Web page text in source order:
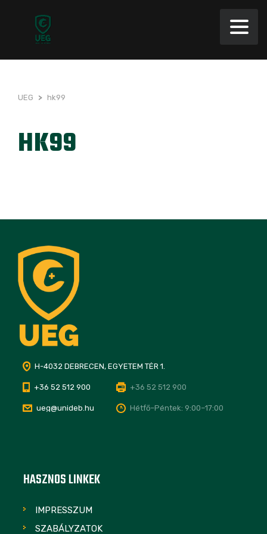
UEG > hk99
HK99
H-4032 DEBRECEN, EGYETEM TÉR 1.
+36 52 512 900 +36 52 512 900
ueg@unideb.hu Hétfő–Péntek: 9:00–17:00
HASZNOS LINKEK
IMPRESSZUM
SZABÁLYZATOK